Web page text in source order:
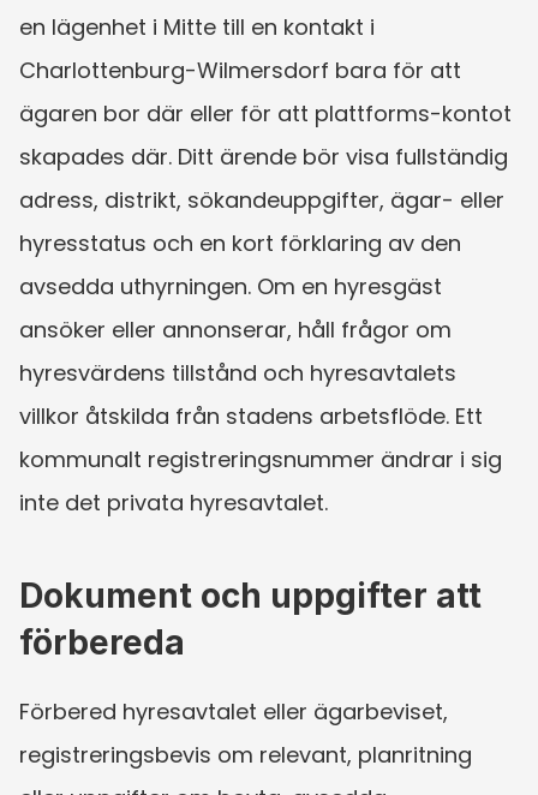
en lägenhet i Mitte till en kontakt i
Charlottenburg-Wilmersdorf bara för att
ägaren bor där eller för att plattforms-kontot
skapades där. Ditt ärende bör visa fullständig
adress, distrikt, sökandeuppgifter, ägar- eller
hyresstatus och en kort förklaring av den
avsedda uthyrningen. Om en hyresgäst
ansöker eller annonserar, håll frågor om
hyresvärdens tillstånd och hyresavtalets
villkor åtskilda från stadens arbetsflöde. Ett
kommunalt registreringsnummer ändrar i sig
inte det privata hyresavtalet.
Dokument och uppgifter att
förbereda
Förbered hyresavtalet eller ägarbeviset,
registreringsbevis om relevant, planritning